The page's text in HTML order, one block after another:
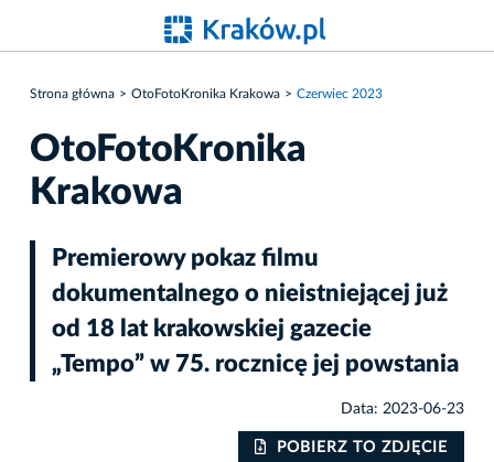
Strona główna OtoFotoKronika Krakowa Czerwiec 2023
OtoFotoKronika
Krakowa
Premierowy pokaz filmu
dokumentalnego o nieistniejącej już
od 18 lat krakowskiej gazecie
„Tempo” w 75. rocznicę jej powstania
Data: 2023-06-23
POBIERZ TO ZDJĘCIE